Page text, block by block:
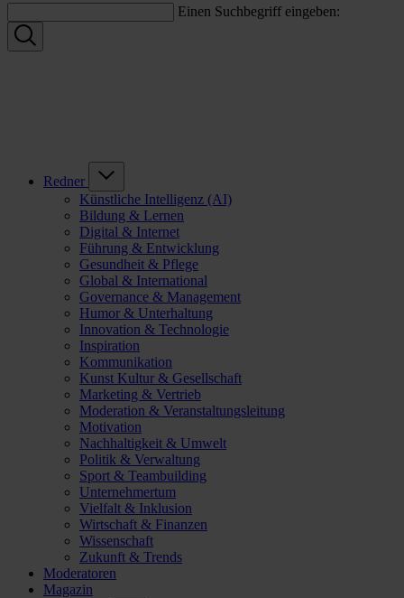
Einen Suchbegriff eingeben:
Redner
Künstliche Intelligenz (AI)
Bildung & Lernen
Digital & Internet
Führung & Entwicklung
Gesundheit & Pflege
Global & International
Governance & Management
Humor & Unterhaltung
Innovation & Technologie
Inspiration
Kommunikation
Kunst Kultur & Gesellschaft
Marketing & Vertrieb
Moderation & Veranstaltungsleitung
Motivation
Nachhaltigkeit & Umwelt
Politik & Verwaltung
Sport & Teambuilding
Unternehmertum
Vielfalt & Inklusion
Wirtschaft & Finanzen
Wissenschaft
Zukunft & Trends
Moderatoren
Magazin